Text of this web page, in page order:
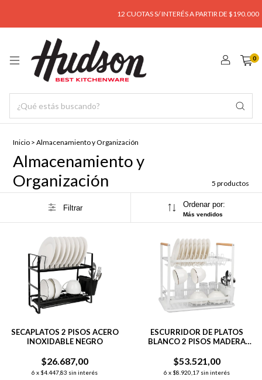
12 CUOTAS S/ INTERÉS A PARTIR DE $190.000
0
Inicio > Almacenamiento y Organización
Almacenamiento y
Organización
5 productos
Filtrar Ordenar por:
Más vendidos
SECAPLATOS 2 PISOS ACERO
INOXIDABLE NEGRO
$26.687,00
6 x $4.447,83 sin interés
ESCURRIDOR DE PLATOS
BLANCO 2 PISOS MADERA
$53.521,00
6 x $8.920,17 sin interés